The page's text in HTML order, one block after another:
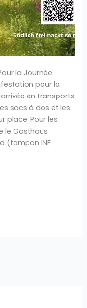
la Journée
pour la
en transports
sacs à dos et les
place. Pour les
le Gasthaus
(tampon INF